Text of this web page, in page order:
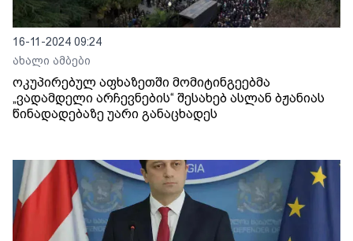
16-11-2024 09:24
ახალი ამბები
ოკუპირებულ აფხაზეთში მომიტინგეებმა
„ვადამდელი არჩევნების“ შესახებ ასლან ბჟანიას
წინადადებაზე უარი განაცხადეს